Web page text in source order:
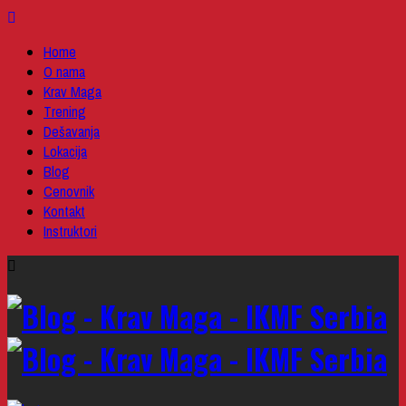
Home
O nama
Krav Maga
Trening
Dešavanja
Lokacija
Blog
Cenovnik
Kontakt
Instruktori
Skip
content